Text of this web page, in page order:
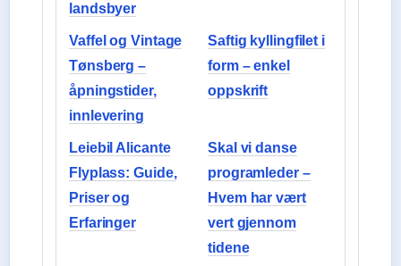
landsbyer
Vaffel og Vintage
Tønsberg –
åpningstider,
innlevering
Saftig kyllingfilet i
form – enkel
oppskrift
Leiebil Alicante
Flyplass: Guide,
Priser og
Erfaringer
Skal vi danse
programleder –
Hvem har vært
vert gjennom
tidene